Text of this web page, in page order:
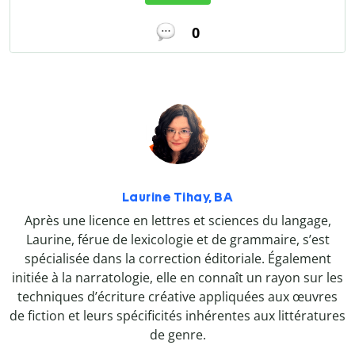
0
Laurine Tihay, BA
Après une licence en lettres et sciences du langage,
Laurine, férue de lexicologie et de grammaire, s’est
spécialisée dans la correction éditoriale. Également
initiée à la narratologie, elle en connaît un rayon sur les
techniques d’écriture créative appliquées aux œuvres
de fiction et leurs spécificités inhérentes aux littératures
de genre.